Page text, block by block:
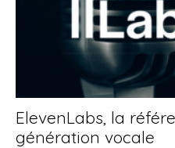
ElevenLabs, la
génération vocale